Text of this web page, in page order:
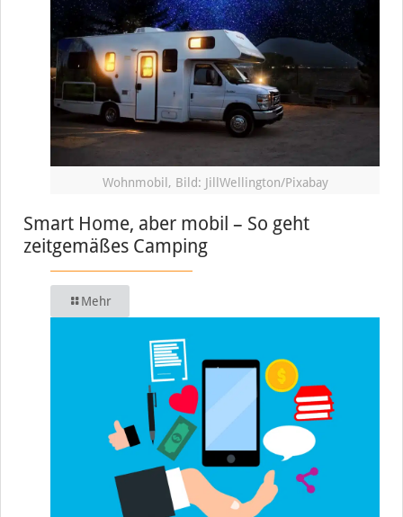
Wohnmobil, Bild: JillWellington/Pixabay
Smart Home, aber mobil – So geht
zeitgemäßes Camping
Mehr